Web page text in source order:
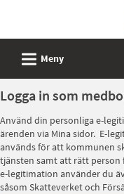
tjänster
-
Krokoms
kommun
L Meny
Logga in som
Använd din personliga e-
ärenden via Mina sidor. E-
används för att kommunen
tjänsten samt att rätt person
e-legitimation använder du
såsom Skatteverket och